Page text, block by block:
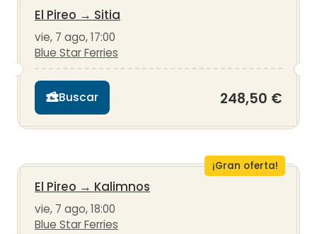
El Pireo → Sitia
vie, 7 ago, 17:00
Blue Star Ferries
Buscar 248,50 €
¡Gran oferta!
El Pireo → Kalimnos
vie, 7 ago, 18:00
Blue Star Ferries